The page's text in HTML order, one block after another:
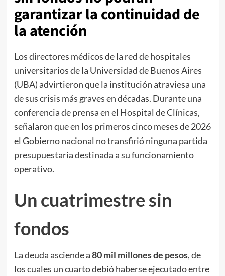
garantizar la continuidad de
la atención
Los directores médicos de la red de hospitales
universitarios de la Universidad de Buenos Aires
(UBA) advirtieron que la institución atraviesa una
de sus crisis más graves en décadas. Durante una
conferencia de prensa en el Hospital de Clínicas,
señalaron que en los primeros cinco meses de 2026
el Gobierno nacional no transfirió ninguna partida
presupuestaria destinada a su funcionamiento
operativo.
Un cuatrimestre sin
fondos
La deuda asciende a80 mil millones de pesos, de
los cuales un cuarto debió haberse ejecutado entre